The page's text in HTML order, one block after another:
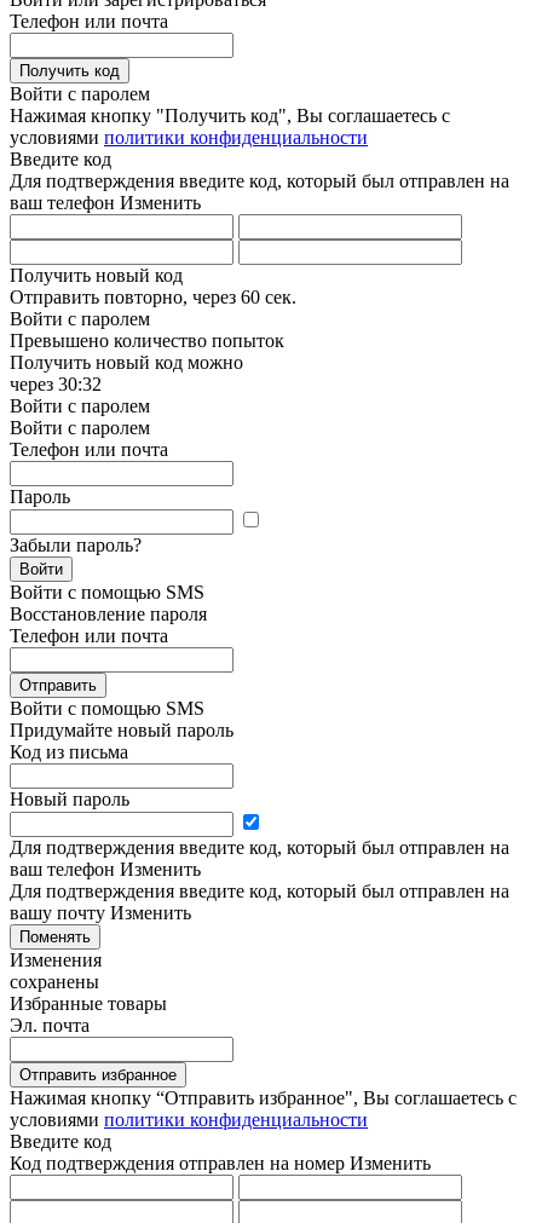
Телефон или почта
Получить код
Войти с паролем
Нажимая кнопку "Получить код", Вы соглашаетесь с
условиями политики конфиденциальности
Введите код
Для подтверждения введите код, который был отправлен на
ваш телефон Изменить
Получить новый код
Отправить повторно, через 60 сек.
Войти с паролем
Превышено количество попыток
Получить новый код можно
через 30:32
Войти с паролем
Войти с паролем
Телефон или почта
Пароль
Забыли пароль?
Войти
Войти с помощью SMS
Восстановление пароля
Телефон или почта
Отправить
Войти с помощью SMS
Придумайте новый пароль
Код из письма
Новый пароль
Для подтверждения введите код, который был отправлен на
ваш телефон Изменить
Для подтверждения введите код, который был отправлен на
вашу почту Изменить
Поменять
Изменения
сохранены
Избранные товары
Эл. почта
Отправить избранное
Нажимая кнопку “Отправить избранное", Вы соглашаетесь c
условиями политики конфиденциальности
Введите код
Код подтверждения отправлен на номер Изменить